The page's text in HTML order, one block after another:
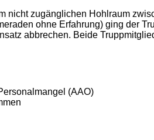
nicht zugänglichen Hohlraum
ohne Erfahrung) ging der
abbrechen. Beide
(AAO)